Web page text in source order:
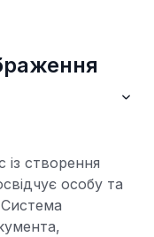
створення
особу та